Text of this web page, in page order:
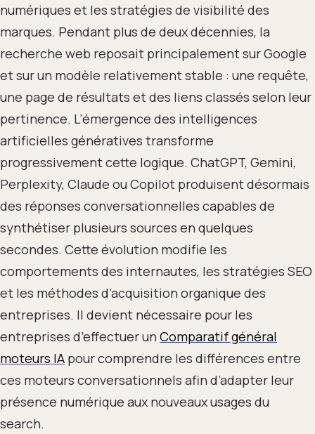
numériques et les stratégies de visibilité des
marques. Pendant plus de deux décennies, la
recherche web reposait principalement sur Google
et sur un modèle relativement stable : une requête,
une page de résultats et des liens classés selon leur
pertinence. L’émergence des intelligences
artificielles génératives transforme
progressivement cette logique. ChatGPT, Gemini,
Perplexity, Claude ou Copilot produisent désormais
des réponses conversationnelles capables de
synthétiser plusieurs sources en quelques
secondes. Cette évolution modifie les
comportements des internautes, les stratégies SEO
et les méthodes d’acquisition organique des
entreprises. Il devient nécessaire pour les
entreprises d’effectuer un Comparatif général
moteurs IA pour comprendre les différences entre
ces moteurs conversationnels afin d’adapter leur
présence numérique aux nouveaux usages du
search.